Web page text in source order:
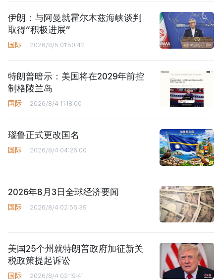
伊朗：与阿曼就霍尔木兹海峡谈判
取得“积极进展”
国际 2026/8/5 01:50:42
特朗普暗示：美国将在2029年前控
制格陵兰岛
国际 2026/8/4 11:18:00
瑙鲁正式更改国名
国际 2026/8/4 04:26:00
2026年8月3日全球经济要闻
国际 2026/8/4 02:56:39
美国25个州就特朗普政府加征新关
税政策提起诉讼
国际 2026/8/4 02:19:41